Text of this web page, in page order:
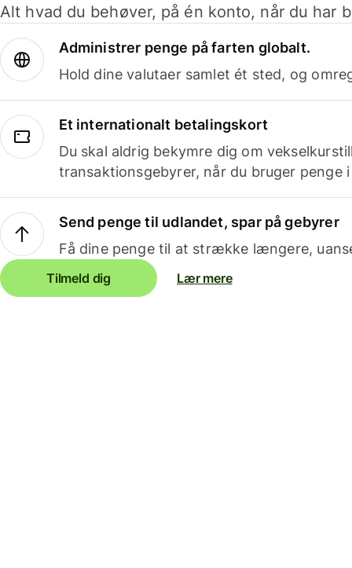
Alt hvad du behøver, på én konto, når du har
Administrer penge på farten globalt.
Hold dine valutaer samlet ét sted, og
Et internationalt betalingskort
Du skal aldrig bekymre dig om
transaktionsgebyrer, når du bruger penge
Send penge til udlandet, spar på gebyrer
Få dine penge til at strække længere,
Tilmeld dig Lær mere